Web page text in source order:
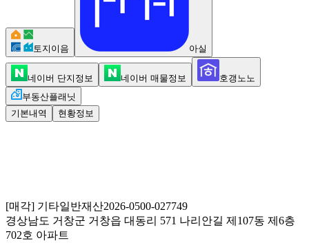
토지이음 아실
네이버 단지정보 네이버 매물정보
호갱노노
부동산플래닛
기본내역
현황정보
[매각] 기타일반재산2026-0500-027749
경상남도 거창군 거창읍 대동리 571 나리안길 제107동 제6층
702호 아파트